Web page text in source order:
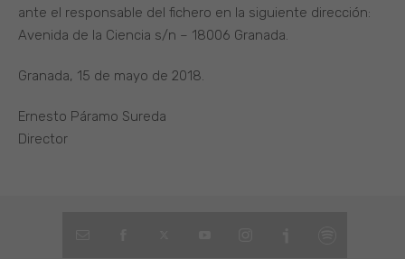
ante el responsable del fichero en la siguiente dirección:
Avenida de la Ciencia s/n – 18006 Granada.
Granada, 15 de mayo de 2018.
Ernesto Páramo Sureda
Director